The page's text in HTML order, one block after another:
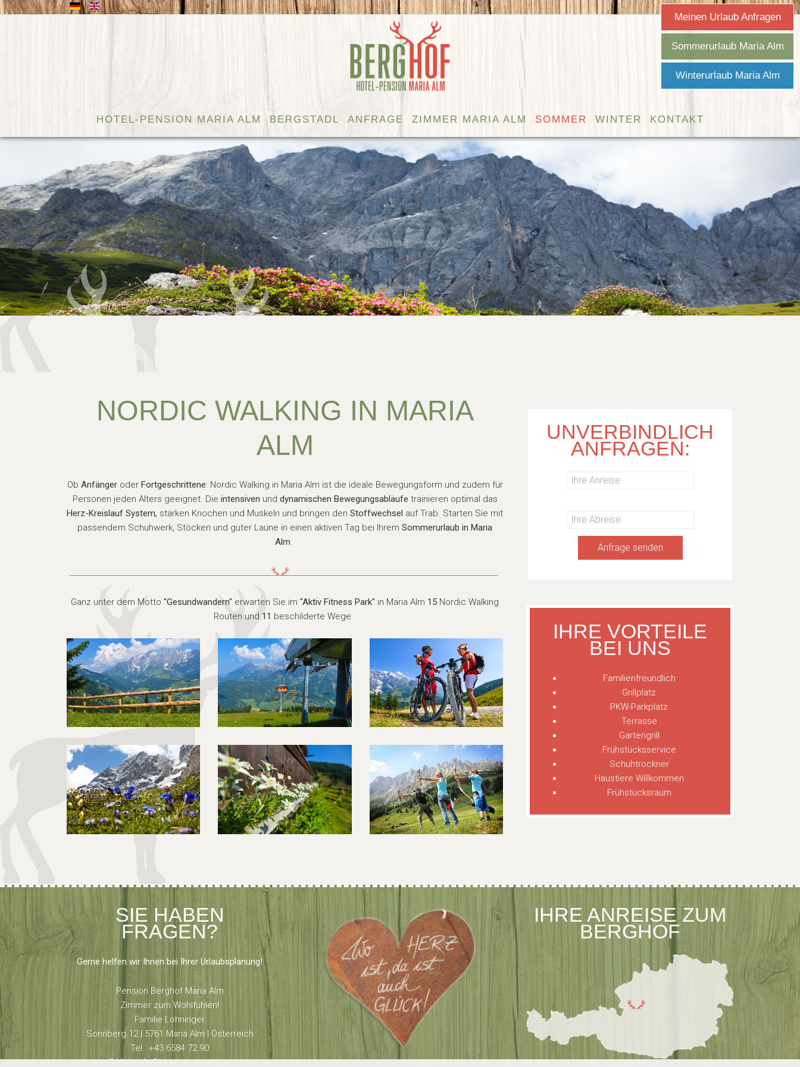
HOTEL-PENSION MARIA ALM BERGSTADL ANFRAGE ZIMMER MARIA ALM SOMMER WINTER KONTAKT
NORDIC WALKING IN MARIA
ALM
Ob AnfängeroderFortgeschrittene: Nordic Walking in Maria Alm ist die ideale Bewegungsform und zudem für
Personen jeden Alters geeignet. Die intensiven und dynamischen Bewegungsabläufe trainieren optimal das
Herz-Kreislauf System, stärken Knochen und Muskeln und bringen denStoffwechsel auf Trab. Starten Sie mit
passendem Schuhwerk, Stöcken und guter Laune in einen aktiven Tag bei Ihrem Sommerurlaub in Maria
Alm.
Ganz unter dem Motto "Gesundwandern" erwarten Sie im"Aktiv Fitness Park" in Maria Alm 15 Nordic Walking
Routen und 11 beschilderte Wege.
UNVERBINDLICH
ANFRAGEN:
Anfrage senden
IHRE VORTEILE
BEI UNS
Familienfreundlich
Grillplatz
PKW-Parkplatz
Terrasse
Gartengrill
Frühstücksservice
Schuhtrockner
Haustiere Willkommen
Frühstücksraum
SIE HABEN
FRAGEN?
Gerne helfen wir Ihnen bei Ihrer Urlaubsplanung!
Pension Berghof Maria Alm
Zimmer zum Wohlfühlen!
Familie Lohninger
Sonnberg 12 | 5761 Maria Alm | Österreich
Tel.: +43 6584 72 90
E-Mail:info@hotel-maria-alm.at
IHRE ANREISE ZUM
BERGHOF
Meinen Urlaub Anfragen
Sommerurlaub Maria Alm
Winterurlaub Maria Alm